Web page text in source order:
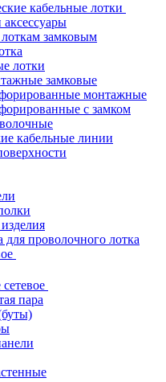
кабельные лотки
замковым
лотки
замковые
монтажные
с замком
кабельные линии
проволочного лотка
пара